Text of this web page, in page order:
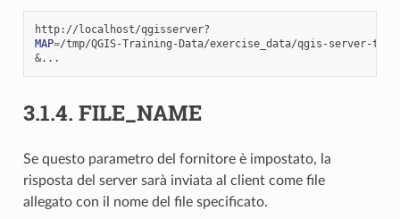
MAP=
&
3.1.4. FILE_NAME
Se questo parametro del fornitore è impostato, la
risposta del server sarà inviata al client come file
allegato con il nome del file specificato.